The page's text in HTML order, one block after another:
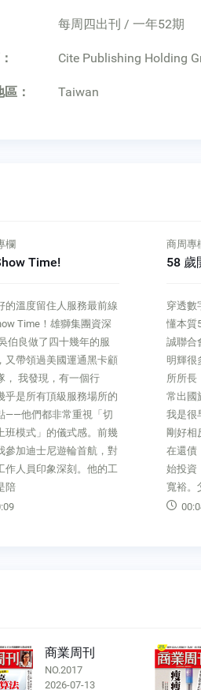
每周四出刊 / 一年52期
Cite Publishing Holding
： Taiwan
欄
開始投資都來得及
字，做對決策大會計師看
58歲開始投資都來得及資
會計師事務所前所長 張
多人看我當過會計師事務
，退休後寫書和開課，平
旅遊、打高爾夫球，以為
早就一帆風順的人。可是
反，我其實四十五歲前都
，到五十八歲退休後才開
！我出生在彰化，家境不
父親做生意失
商周專
瘦瘦
FT精
規則打
型」賭
（
物令市
上六千
值最高
生產週
與胰妥
的丹麥
都擠
商業周刊
NO.2016
2026-07-06